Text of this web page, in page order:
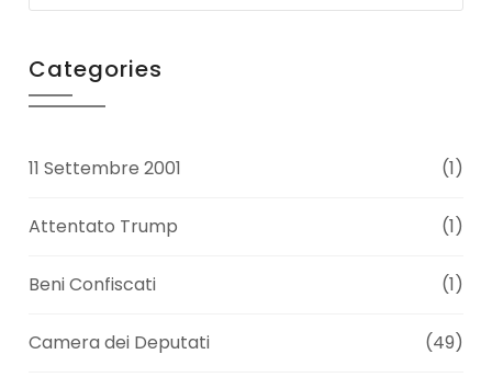
Categories
11 Settembre 2001 (1)
Attentato Trump (1)
Beni Confiscati (1)
Camera dei Deputati (49)